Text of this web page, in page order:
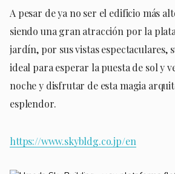
A pesar de ya no ser el edificio más
siendo una gran atracción por la
jardín, por sus vistas espectaculares,
ideal para esperar la puesta de sol y
noche y disfrutar de esta magia
esplendor.
https://www.skybldg.co.jp/en